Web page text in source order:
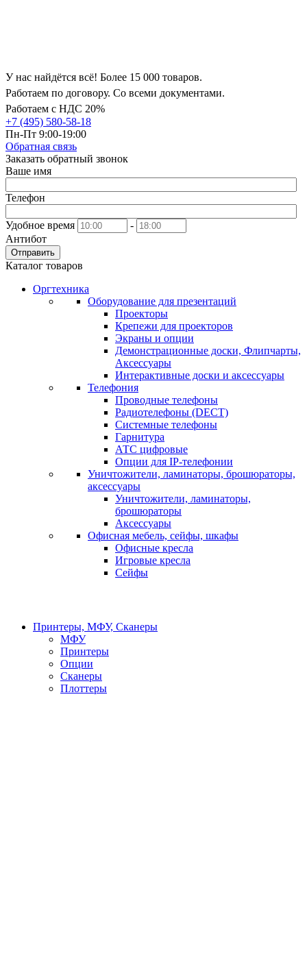
У нас найдётся всё! Более 15 000 товаров.
Работаем по договору. Со всеми документами.
Работаем с НДС 20%
+7 (495) 580-58-18
Пн-Пт 9:00-19:00
Обратная связь
Заказать обратный звонок
Ваше имя
Телефон
Удобное время
-
Антибот
Отправить
Каталог товаров
Оргтехника
Оборудование для презентаций
Проекторы
Крепежи для проекторов
Экраны и опции
Демонстрационные доски, Флипчарты,
Аксессуары
Интерактивные доски и аксессуары
Телефония
Проводные телефоны
Радиотелефоны (DECT)
Системные телефоны
Гарнитура
АТС цифровые
Опции для IP-телефонии
Уничтожители, ламинаторы, брошюраторы,
аксессуары
Уничтожители, ламинаторы,
брошюраторы
Аксессуары
Офисная мебель, сейфы, шкафы
Офисные кресла
Игровые кресла
Сейфы
Принтеры, МФУ, Сканеры
МФУ
Принтеры
Опции
Сканеры
Плоттеры